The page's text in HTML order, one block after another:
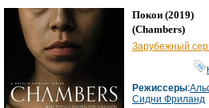
Покои (2019)
(Chambers)
Зарубежный
Режиссеры:
Сидни Фриланд